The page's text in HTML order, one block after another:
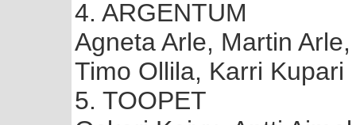
4. ARGENTUM
Agneta Arle, Martin
Timo Ollila, Karri Kupari
5. TOOPET